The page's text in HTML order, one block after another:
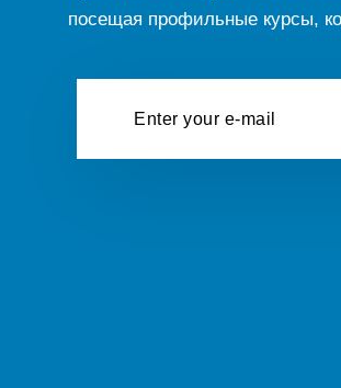
посещая профильные курсы,